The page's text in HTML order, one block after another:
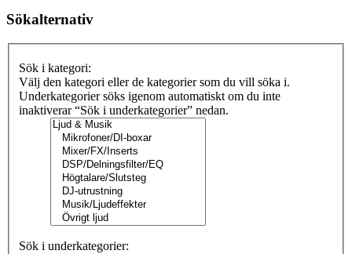
Sökalternativ
Sök i kategori:
Välj den kategori eller de kategorier som du vill söka i.
Underkategorier söks igenom automatiskt om du inte
inaktiverar “Sök i underkategorier” nedan.
Sök i underkategorier: